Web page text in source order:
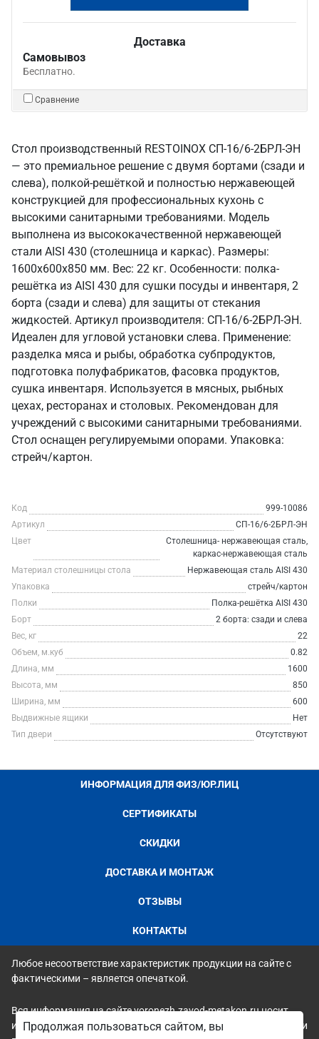
Доставка
Самовывоз
Бесплатно.
Сравнение
Стол производственный RESTOINOX СП-16/6-2БРЛ-ЭН
— это премиальное решение с двумя бортами (сзади и
слева), полкой-решёткой и полностью нержавеющей
конструкцией для профессиональных кухонь с
высокими санитарными требованиями. Модель
выполнена из высококачественной нержавеющей
стали AISI 430 (столешница и каркас). Размеры:
1600x600x850 мм. Вес: 22 кг. Особенности: полка-
решётка из AISI 430 для сушки посуды и инвентаря, 2
борта (сзади и слева) для защиты от стекания
жидкостей. Артикул производителя: СП-16/6-2БРЛ-ЭН.
Идеален для угловой установки слева. Применение:
разделка мяса и рыбы, обработка субпродуктов,
подготовка полуфабрикатов, фасовка продуктов,
сушка инвентаря. Используется в мясных, рыбных
цехах, ресторанах и столовых. Рекомендован для
учреждений с высокими санитарными требованиями.
Стол оснащен регулируемыми опорами. Упаковка:
стрейч/картон.
Код
999-10086
Артикул
СП-16/6-2БРЛ-ЭН
Цвет
Столешница- нержавеющая сталь,
каркас-нержавеющая сталь
Материал столешницы стола
Нержавеющая сталь AISI 430
Упаковка
стрейч/картон
Полки
Полка-решётка AISI 430
Борт
2 борта: сзади и слева
Вес, кг
22
Объем, м.куб
0.82
Длина, мм
1600
Высота, мм
850
Ширина, мм
600
Выдвижные ящики
Нет
Тип двери
Отсутствуют
ИНФОРМАЦИЯ ДЛЯ ФИЗ/ЮР.ЛИЦ
СЕРТИФИКАТЫ
СКИДКИ
ДОСТАВКА И МОНТАЖ
ОТЗЫВЫ
КОНТАКТЫ
Любое несоответствие характеристик продукции на сайте с
фактическими – является опечаткой.
Вся информация на сайте voronezh.zavod-metakon.ru носит
исключительно ознакомительный и справочный характер и ни
Продолжая пользоваться сайтом, вы